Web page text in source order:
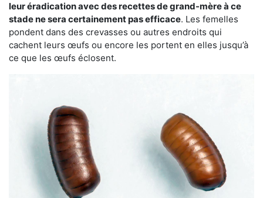
leur éradication avec des recettes de grand-mère à ce
stade ne sera certainement pas efficace. Les femelles
pondent dans des crevasses ou autres endroits qui
cachent leurs œufs ou encore les portent en elles jusqu’à
ce que les œufs éclosent.